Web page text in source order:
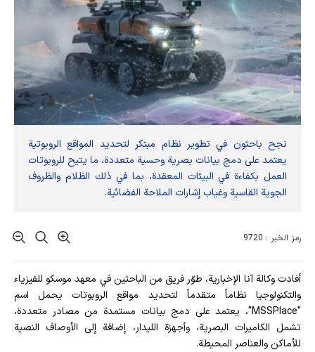
نجح باحثون في تطوير نظام مبتكر لتحديد المواقع الروبوتية
يعتمد على دمج بيانات بصرية وحسية متعددة، ما يتيح للروبوتات
العمل بكفاءة في البيئات المعقدة، بما في ذلك الظلام والظروف
الجوية القاسية وغياب إشارات الملاحة الفضائية.
رمز الخبر : 9720
أفادت وکالة آنا الإخباریة، طوّر فريق من الباحثين في معهد موسكو للفيزياء
والتكنولوجيا نظاماً متقدماً لتحديد مواقع الروبوتات يحمل اسم
"MSSPlace"، يعتمد على دمج بيانات مستمدة من مصادر متعددة،
تشمل الكاميرات البصرية، وأجهزة الليدار، إضافة إلى الأوصاف النصية
للأماكن والعناصر المحيطة.